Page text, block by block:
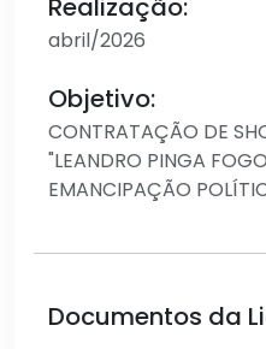
Realização:
abril/2026
Objetivo:
CONTRATAÇÃO DE
"LEANDRO PINGA
EMANCIPAÇÃO
Documentos da